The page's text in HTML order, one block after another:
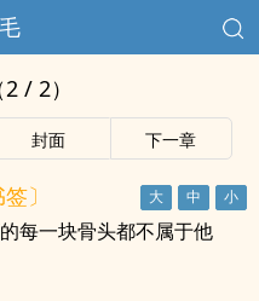
/ 2）
封面 下一章
〕
每一块骨头都不属于他